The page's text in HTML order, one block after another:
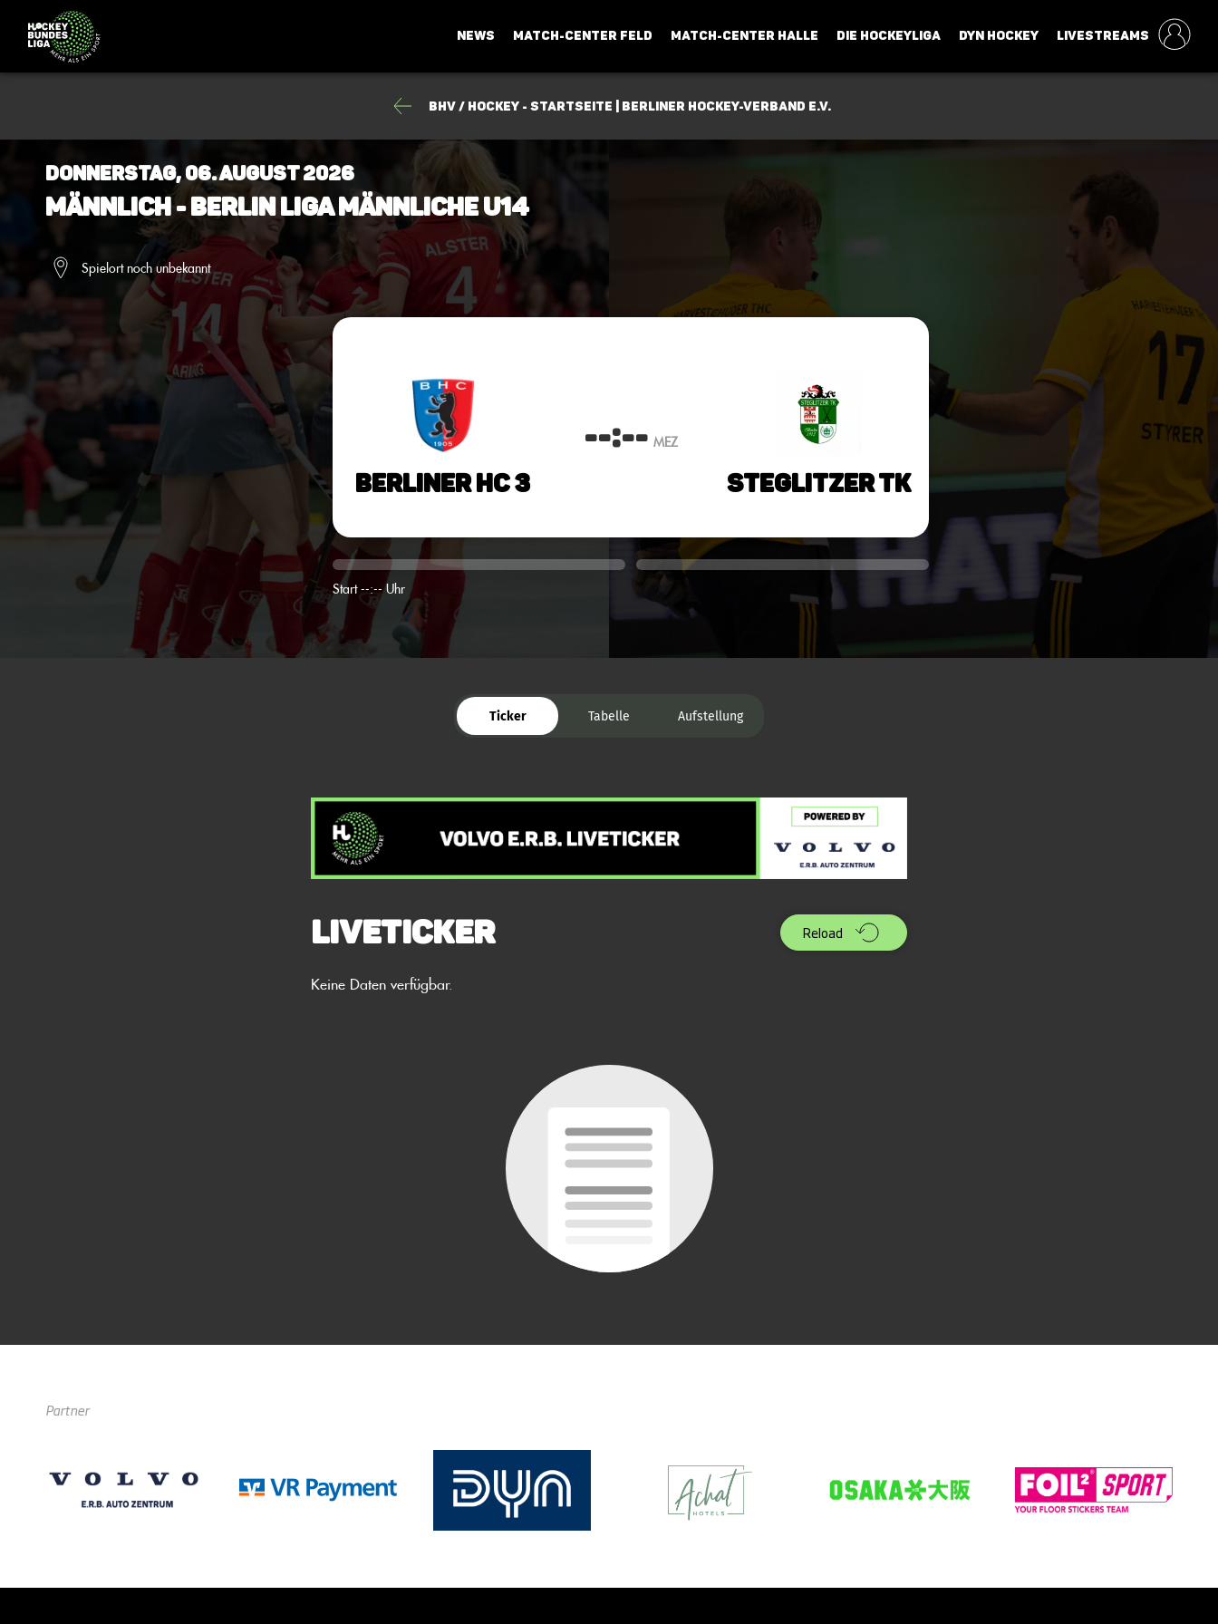
NEWS MATCH-CENTER FELD MATCH-CENTER HALLE DIE HOCKEYLIGA DYN HOCKEY LIVESTREAMS
BHV / Hockey - Startseite | Berliner Hockey-Verband e.V.
Donnerstag, 06. August 2026
Männlich - BERLIN Liga männliche U14
Spielort noch unbekannt
Berliner HC 3
--:--MEZ
Steglitzer TK
Start --:-- Uhr
Ticker Tabelle Aufstellung
Liveticker Reload
Keine Daten verfügbar.
Partner